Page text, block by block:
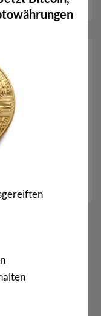
Bitcoin-
Ein Full
ein